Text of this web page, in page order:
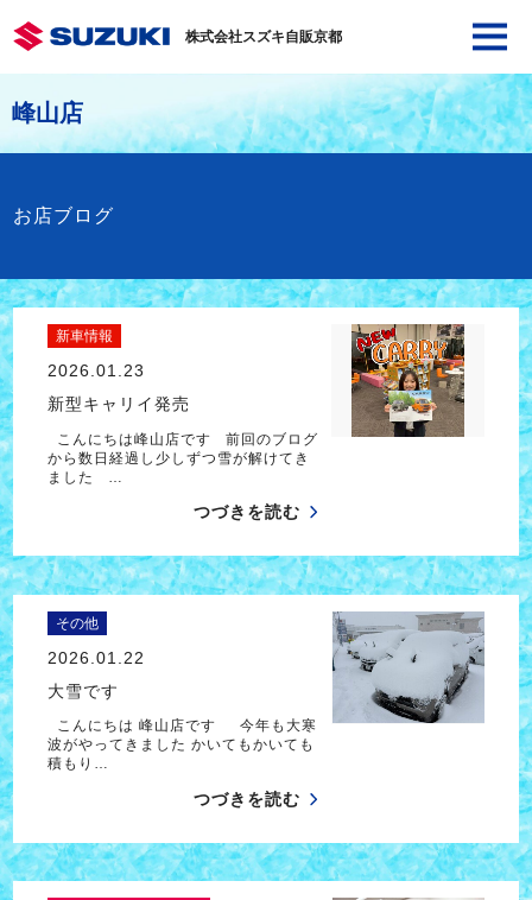
株式会社スズキ自販京都
峰山店
お店ブログ
新車情報
2026.01.23
新型キャリイ発売
こんにちは峰山店です 前回のブログ
から数日経過し少しずつ雪が解けてき
ました …
つづきを読む
その他
2026.01.22
大雪です
こんにちは 峰山店です 今年も大寒
波がやってきました かいてもかいても
積もり…
つづきを読む